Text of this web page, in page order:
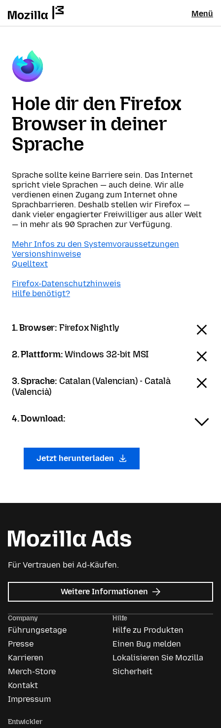
Menü
Hole dir den Firefox
Browser in deiner
Sprache
Sprache sollte keine Barriere sein. Das Internet
spricht viele Sprachen — auch deine. Wir alle
verdienen einen Zugang zum Internet ohne
Sprachbarrieren. Deshalb stellen wir Firefox —
dank vieler engagierter Freiwilliger aus aller Welt
— in mehr als 90 Sprachen zur Verfügung.
Mehr Infos zu den Systemvoraussetzungen
Versionshinweise
Quelltext
Firefox-Datenschutzhinweis
Hilfe benötigt?
1. Browser: Firefox Nightly
2. Plattform:Windows 32-bit MSI
3. Sprache: Catalan (Valencian) - Català
(Valencià)
4. Download:
Jetzt herunterladen
Für Vertrauen bei Ad-Käufen.
Weitere Informationen zu
Mozilla
Company
Führungsetage
Presse
Karrieren
Merch-Store
Kontakt
Impressum
Hilfe
Hilfe zu Produkten
Einen Bug melden
Lokalisieren Sie Mozilla
Sicherheit
Entwickler